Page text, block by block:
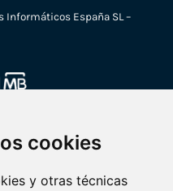
cookies
y otras técnicas
España SL –